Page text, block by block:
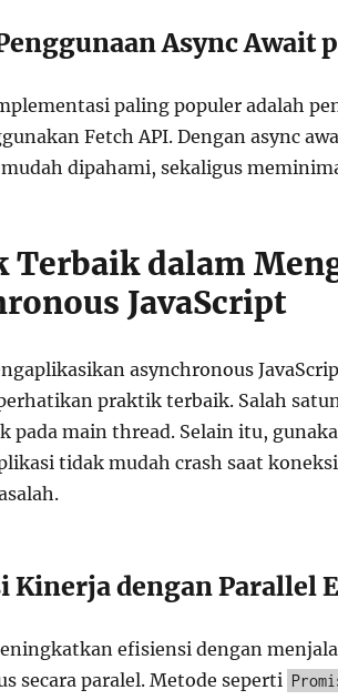
Async Await
paling populer adalah
Fetch API. Dengan async
dipahami, sekaligus
Terbaik dalam
JavaScript
asynchronous
praktik terbaik. Salah
pada main thread. Selain itu,
tidak mudah crash saat
Kinerja dengan Parallel
efisiensi dengan
secara paralel. Metode seperti